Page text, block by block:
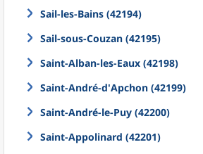
Sail-les-Bains (42194)
Sail-sous-Couzan (42195)
Saint-Alban-les-Eaux (42198)
Saint-André-d'Apchon (42199)
Saint-André-le-Puy (42200)
Saint-Appolinard (42201)